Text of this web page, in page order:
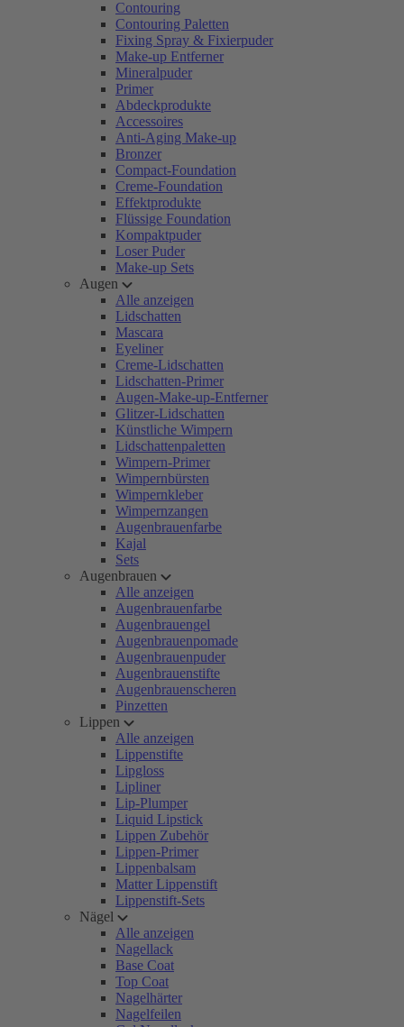
Contouring
Contouring Paletten
Fixing Spray & Fixierpuder
Make-up Entferner
Mineralpuder
Primer
Abdeckprodukte
Accessoires
Anti-Aging Make-up
Bronzer
Compact-Foundation
Creme-Foundation
Effektprodukte
Flüssige Foundation
Kompaktpuder
Loser Puder
Make-up Sets
Augen
Alle anzeigen
Lidschatten
Mascara
Eyeliner
Creme-Lidschatten
Lidschatten-Primer
Augen-Make-up-Entferner
Glitzer-Lidschatten
Künstliche Wimpern
Lidschattenpaletten
Wimpern-Primer
Wimpernbürsten
Wimpernkleber
Wimpernzangen
Augenbrauenfarbe
Kajal
Sets
Augenbrauen
Alle anzeigen
Augenbrauenfarbe
Augenbrauengel
Augenbrauenpomade
Augenbrauenpuder
Augenbrauenstifte
Augenbrauenscheren
Pinzetten
Lippen
Alle anzeigen
Lippenstifte
Lipgloss
Lipliner
Lip-Plumper
Liquid Lipstick
Lippen Zubehör
Lippen-Primer
Lippenbalsam
Matter Lippenstift
Lippenstift-Sets
Nägel
Alle anzeigen
Nagellack
Base Coat
Top Coat
Nagelhärter
Nagelfeilen